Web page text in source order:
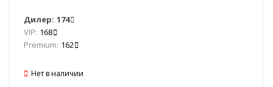
Дилер: 174
VIP: 168
Premium: 162
Нет в наличии